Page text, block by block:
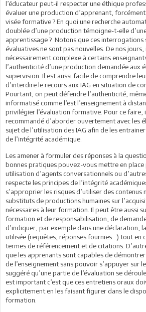
l’éducateur peut-il respecter une éthique
évaluer une production d’apprenant,
visée formative ? En quoi une recherche
doublée d’une production témoigne-t-elle
apprentissage ? Notons que ces interrogations
évaluatives ne sont pas nouvelles. De nos
nécessairement complexe à certains
l’authenticité d’une production demandée aux
supervision. Il est aussi facile de comprendre
d’interdire le recours aux IAG en situation de
Pourtant, on peut défendre l’authenticité,
informatisé comme l’est l’enseignement à
privilégier l’évaluation formative. Pour ce faire,
recommandé d’aborder ouvertement avec les
sujet de l’utilisation des IAG afin de les
de l’intégrité académique.
Les amener à formuler des réponses à la
bonnes pratiques pouvez-vous mettre en
utilisation d’agents conversationnels ou
respecte les principes de l’intégrité
s’approprier les risques d’utiliser des contenus
substituts de productions humaines sur
nécessaires à leur formation. Il peut être aussi
formation et de responsabilisation, de
d’indiquer, par exemple dans une déclaration,
utilisée (requêtes, réponses fournies…) tout en
termes de référencement et de citations.
que les apprenants sont capables de
de l’enseignement sans pouvoir s’appuyer sur
suggéré qu’une partie de l’évaluation se
est important c’est que ces entretiens oraux
explicitement en les faisant figurer dans le
formation.